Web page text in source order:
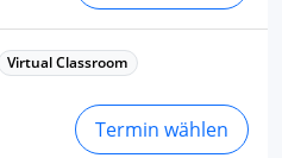
Virtual Classroom
Termin wählen